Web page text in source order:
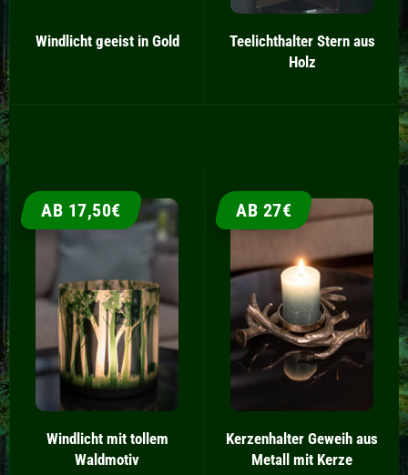
Windlicht geeist in Gold
Teelichthalter Stern aus
Holz
AB 17,50€
Windlicht mit tollem
Waldmotiv
AB 27€
Kerzenhalter Geweih aus
Metall mit Kerze